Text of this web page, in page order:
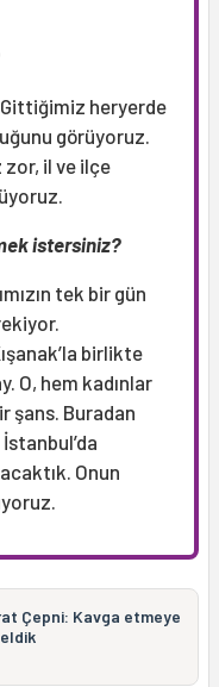
heryerde
görüyoruz.
il ve ilçe
istersiniz?
tek bir gün
birlikte
O, hem kadınlar
şans. Buradan
Onun
Çepni: Kavga etmeye